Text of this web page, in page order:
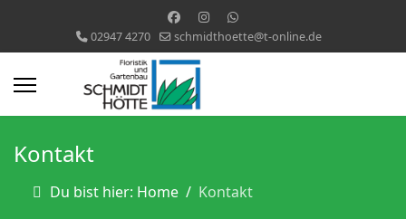
02947 4270 schmidthoette@t-online.de
Kontakt
Du bist hier: Home Kontakt